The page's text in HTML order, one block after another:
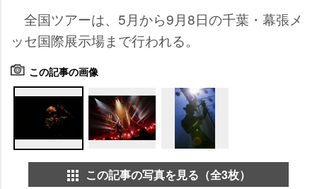
全国ツアーは、5月から9月8日の千葉・幕張メ
ッセ国際展示場まで行われる。
この記事の画像
この記事の写真を見る（全3枚）